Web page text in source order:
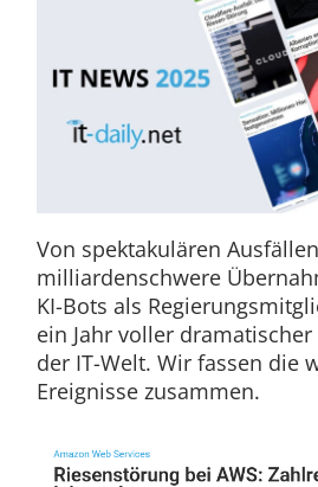
Von spektakulären
milliardenschwere
KI-Bots als
ein Jahr voller
der IT-Welt. Wir fassen die
Ereignisse zusammen.